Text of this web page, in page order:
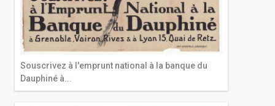
Souscrivez à l'emprunt national à la banque du
Dauphiné à...